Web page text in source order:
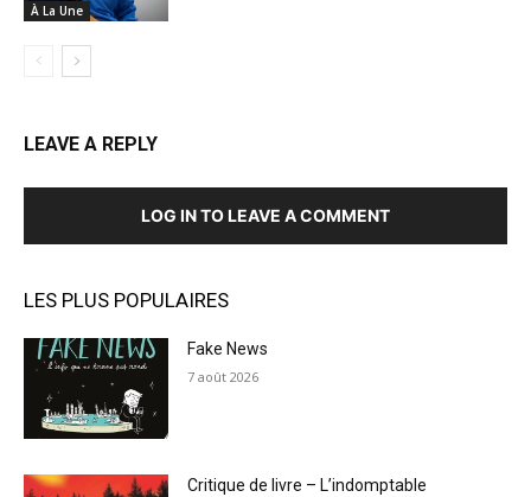
À La Une
LEAVE A REPLY
LOG IN TO LEAVE A COMMENT
LES PLUS POPULAIRES
Fake News
7 août 2026
Critique de livre – L’indomptable